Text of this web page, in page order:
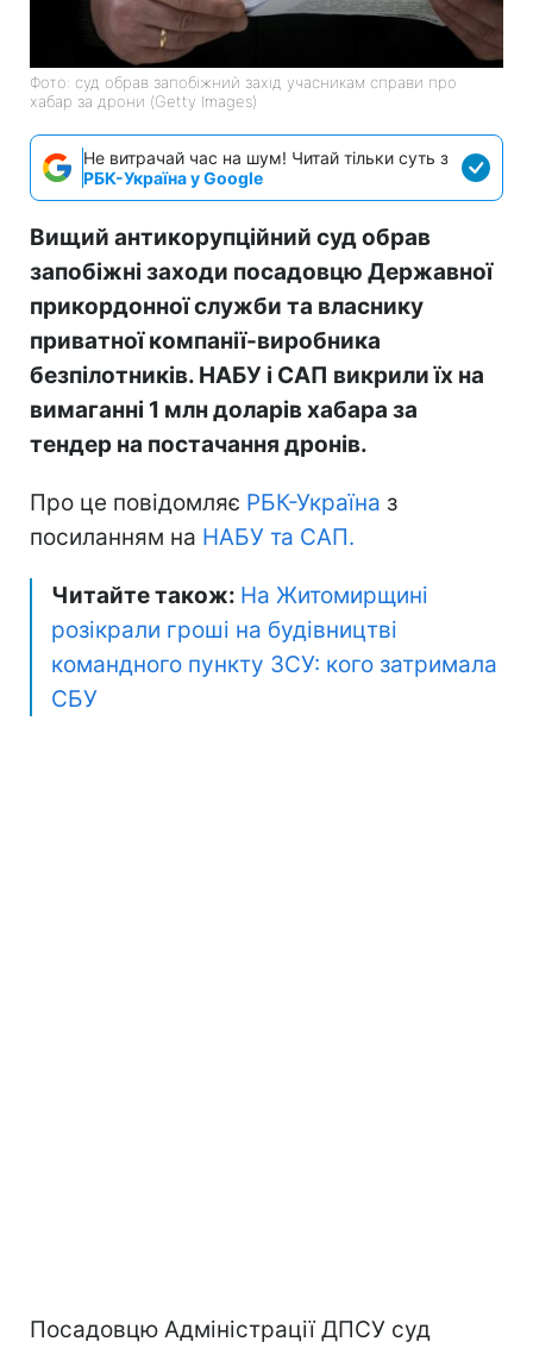
Фото: суд обрав запобіжний захід учасникам справи про
хабар за дрони (Getty Images)
Не витрачай час на шум! Читай тільки суть з
РБК-Україна у Google
Вищий антикорупційний суд обрав
запобіжні заходи посадовцю Державної
прикордонної служби та власнику
приватної компанії-виробника
безпілотників. НАБУ і САП викрили їх на
вимаганні 1 млн доларів хабара за
тендер на постачання дронів.
Про це повідомляє РБК-Україна з
посиланням на НАБУ та САП.
Читайте також: На Житомирщині
розікрали гроші на будівництві
командного пункту ЗСУ: кого затримала
СБУ
Посадовцю Адміністрації ДПСУ суд